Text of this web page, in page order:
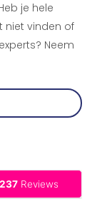
je hele
niet vinden of
Neem